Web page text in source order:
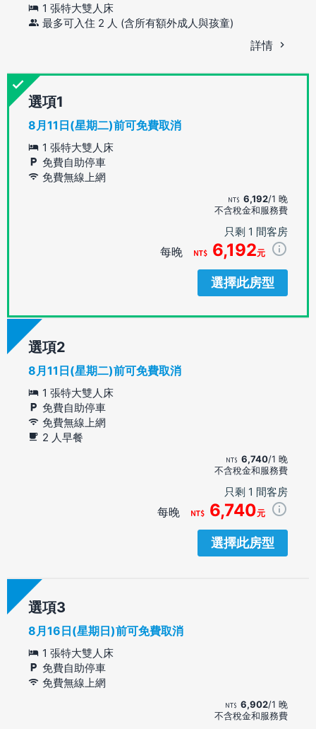
1 張特大雙人床
最多可入住 2 人 (含所有額外成人與孩童)
詳情
選項
8月11日(星期二)前可免費取消
1 張特大雙人床
免費自助停車
免費無線上網
6,192/1 晚
不含稅金和服務費
只剩 1 間客房
每晚 6,192元
選擇此房型
選項
8月11日(星期二)前可免費取消
1 張特大雙人床
免費自助停車
免費無線上網
2 人早餐
6,740/1 晚
不含稅金和服務費
只剩 1 間客房
每晚 6,740元
選擇此房型
選項
8月16日(星期日)前可免費取消
1 張特大雙人床
免費自助停車
免費無線上網
6,902/1 晚
不含稅金和服務費